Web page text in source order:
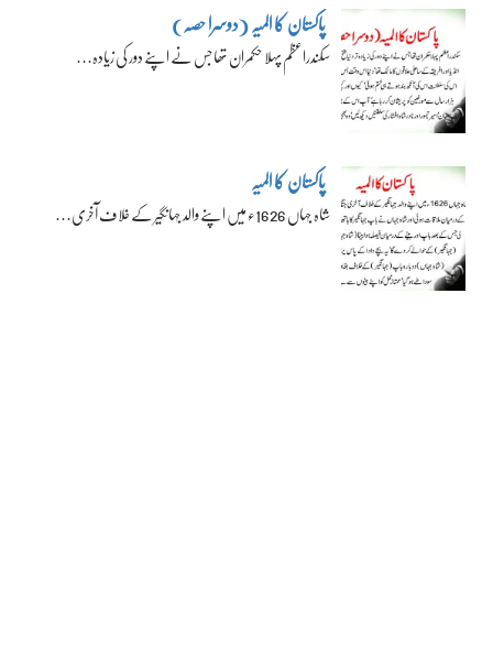
پاکستان کا المیہ (دوسرا حصہ)
سکندراعظم پہلا حکمران تھا جس نے اپنے دور کی زیادہ…
پاکستان کا المیہ
شاہ جہاں 1626ء میں اپنے والد جہانگیر کے خلاف آخری…